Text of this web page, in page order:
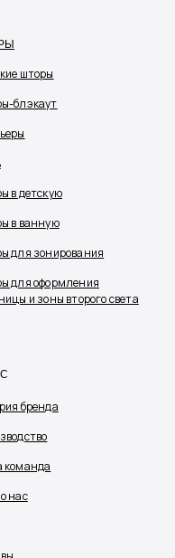
шторы
блэкаут
в детскую
в ванную
для зонирования
для оформления
и зоны второго света
бренда
команда
нас